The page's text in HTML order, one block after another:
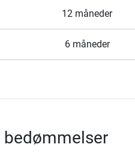
12 måneder
6 måneder
bedømmelser